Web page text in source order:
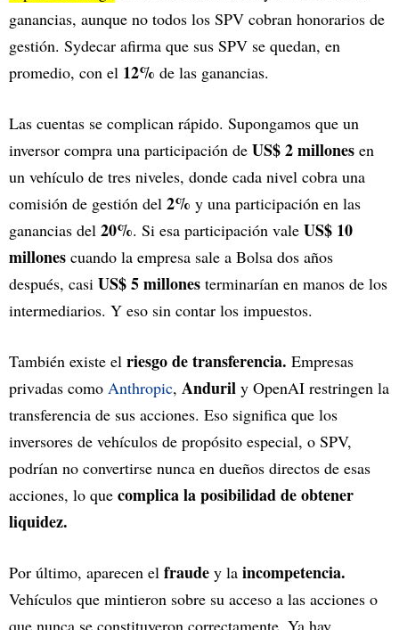
ganancias, aunque no todos los SPV cobran honorarios de
gestión. Sydecar afirma que sus SPV se quedan, en
promedio, con el 12% de las ganancias.
Las cuentas se complican rápido. Supongamos que un
inversor compra una participación de US$ 2 millones en
un vehículo de tres niveles, donde cada nivel cobra una
comisión de gestión del 2% y una participación en las
ganancias del 20%. Si esa participación vale US$ 10
millones cuando la empresa sale a Bolsa dos años
después, casi US$ 5 millones terminarían en manos de los
intermediarios. Y eso sin contar los impuestos.
También existe el riesgo de transferencia. Empresas
privadas como Anthropic, Anduril y OpenAI restringen la
transferencia de sus acciones. Eso significa que los
inversores de vehículos de propósito especial, o SPV,
podrían no convertirse nunca en dueños directos de esas
acciones, lo que complica la posibilidad de obtener
liquidez.
Por último, aparecen el fraude y la incompetencia.
Vehículos que mintieron sobre su acceso a las acciones o
que nunca se constituyeron correctamente. Ya hay